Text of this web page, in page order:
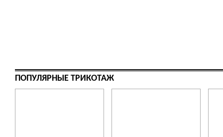
ПОПУЛЯРНЫЕ ТРИКОТАЖ